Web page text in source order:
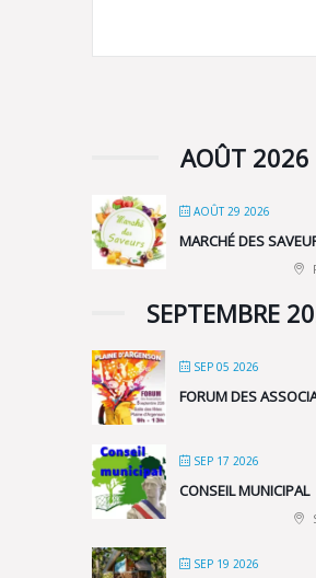
AOÛT 2026
AOÛT 29 2026
MARCHÉ DES
SEPTEMBRE
SEP 05 2026
FORUM DES
SEP 17 2026
CONSEIL MUNICIPAL
SEP 19 2026